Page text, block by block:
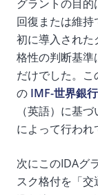
グラントの目
回復または維
初に導入された
格性の判断基準
だけでした。
の IMF-世界銀
（英語）に基
によって行われ
次にこのIDAグ
スク格付を「